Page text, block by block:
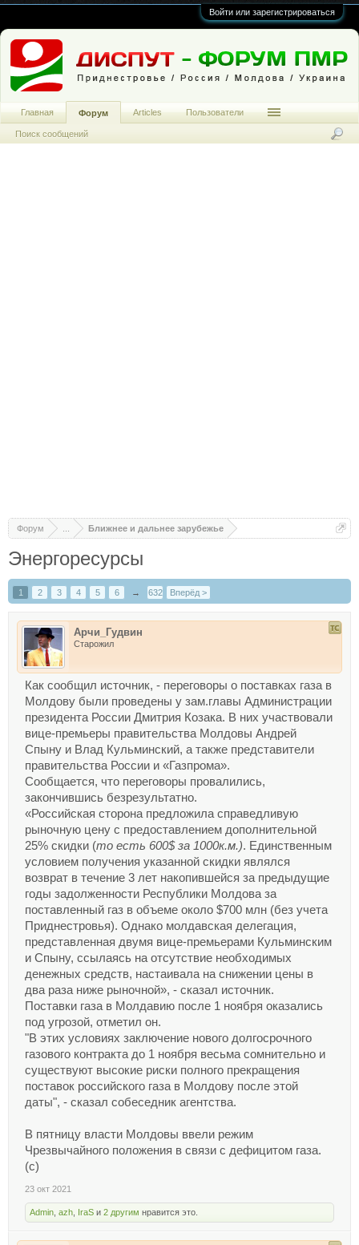
Войти или зарегистрироваться
Форум Ближнее и дальнее зарубежье
Энергоресурсы
1 2 3 4 5 6 → 632 Вперёд >
Арчи_Гудвин
Старожил
Как сообщил источник, - переговоры о поставках газа в
Молдову были проведены у зам.главы Администрации
президента России Дмитрия Козака. В них участвовали
вице-премьеры правительства Молдовы Андрей
Спыну и Влад Кульминский, а также представители
правительства России и «Газпрома».
Сообщается, что переговоры провалились,
закончившись безрезультатно.
«Российская сторона предложила справедливую
рыночную цену с предоставлением дополнительной
25% скидки (то есть 600$ за 1000к.м.). Единственным
условием получения указанной скидки являлся
возврат в течение 3 лет накопившейся за предыдущие
годы задолженности Республики Молдова за
поставленный газ в объеме около $700 млн (без учета
Приднестровья). Однако молдавская делегация,
представленная двумя вице-премьерами Кульминским
и Спыну, ссылаясь на отсутствие необходимых
денежных средств, настаивала на снижении цены в
два раза ниже рыночной», - сказал источник.
Поставки газа в Молдавию после 1 ноября оказались
под угрозой, отметил он.
"В этих условиях заключение нового долгосрочного
газового контракта до 1 ноября весьма сомнительно и
существуют высокие риски полного прекращения
поставок российского газа в Молдову после этой
даты", - сказал собеседник агентства.
В пятницу власти Молдовы ввели режим
Чрезвычайного положения в связи с дефицитом газа.
(с)
23 окт 2021
Admin azh IraS и 2 другим нравится это.
Главная Форум
Поиск сообщений
Articles Пользователи